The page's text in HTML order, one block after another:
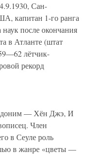
Сан-
капитан 1-го ранга
после окончания
в Атланте (штат
лётчик-
рекорд
— Хён Джэ, И
Член
в Сеуле роль
в жанре «цветы —